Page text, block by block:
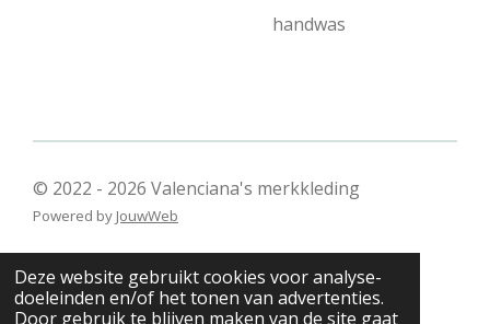
Deze website gebruikt cookies voor analyse-
doeleinden en/of het tonen van advertenties.
Door gebruik te blijven maken van de site gaat
handwas
© 2022 - 2026 Valenciana's merkkleding
Powered by JouwWeb